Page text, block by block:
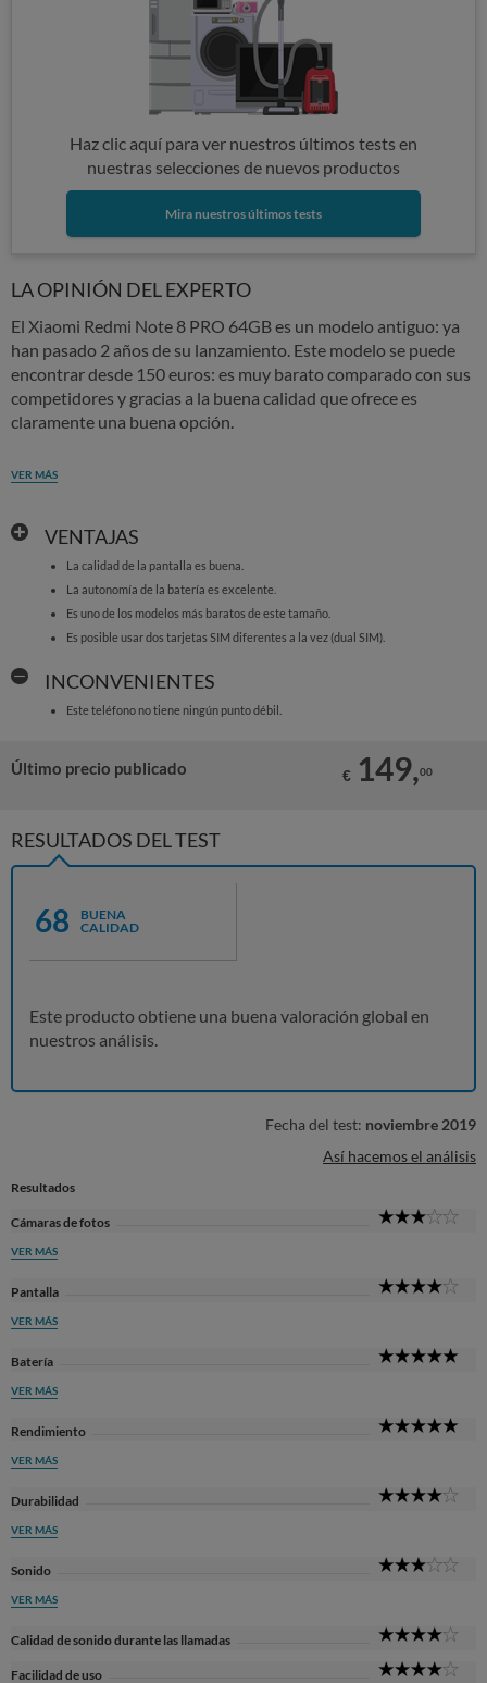
Haz clic aquí para ver nuestros últimos tests en
nuestras selecciones de nuevos productos
Mira nuestros últimos tests
LA OPINIÓN DEL EXPERTO
El Xiaomi Redmi Note 8 PRO 64GB es un modelo antiguo: ya
han pasado 2 años de su lanzamiento. Este modelo se puede
encontrar desde 150 euros: es muy barato comparado con sus
competidores y gracias a la buena calidad que ofrece es
claramente una buena opción.
VER MÁS
VENTAJAS
La calidad de la pantalla es buena.
La autonomía de la batería es excelente.
Es uno de los modelos más baratos de este tamaño.
Es posible usar dos tarjetas SIM diferentes a la vez (dual SIM).
INCONVENIENTES
Este teléfono no tiene ningún punto débil.
Último precio publicado € 149,00
RESULTADOS DEL TEST
68
BUENA
CALIDAD
Este producto obtiene una buena valoración global en
nuestros análisis.
Fecha del test: noviembre 2019
Así hacemos el análisis
Resultados
Cámaras de fotos
VER MÁS
Pantalla
VER MÁS
Batería
VER MÁS
Rendimiento
VER MÁS
Durabilidad
VER MÁS
Sonido
VER MÁS
Calidad de sonido durante las llamadas
Facilidad de uso